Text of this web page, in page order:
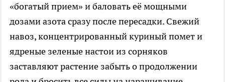
«богатый прием» и баловать её мощными
дозами азота сразу после пересадки. Свежий
навоз, концентрированный куриный помет и
ядреные зеленые настои из сорняков
заставляют растение забыть о продолжении